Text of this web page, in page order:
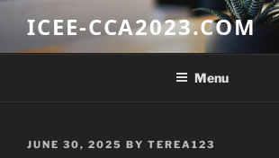
content
ICEE-CCA2023.COM
Menu
POSTED
JUNE 30, 2025 BY TEREA123